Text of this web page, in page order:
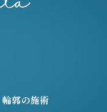
輪郭の施術